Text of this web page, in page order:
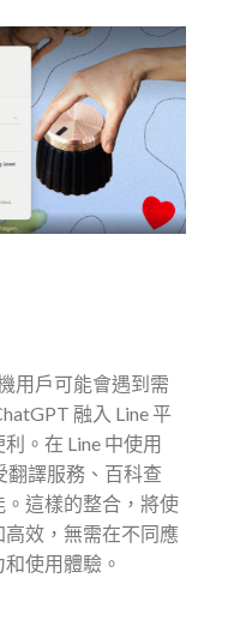
用戶可能會遇到需
融入 Line 平
。在 Line 中使用
翻譯服務、百科查
這樣的整合，將使
效，無需在不同應
使用體驗。